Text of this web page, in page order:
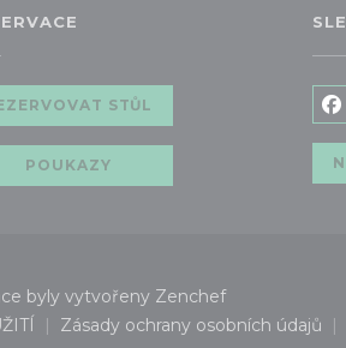
okně))
STŮL
POUKAZY
byly vytvořeny Zenchef((otevře se v
se v novém okně))
Zásady ochrany osobních údajů
((otevře se v